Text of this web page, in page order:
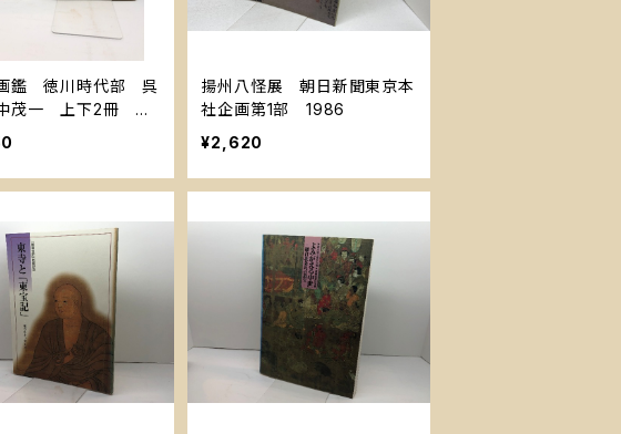
鑑 徳川時代部 呉
茂一 上下2冊 明
揚州八怪展 朝日新聞東京本
社企画第1部 1986
¥2,620